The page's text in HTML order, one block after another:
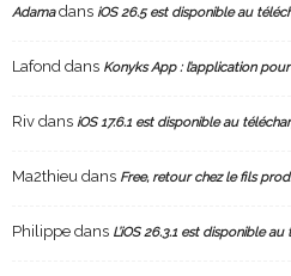
Adamadans iOS 26.5 est disponible au
Lafond dans Konyks App : l’application
Riv dans iOS 17.6.1 est disponible au
Ma2thieu dans Free, retour chez le fils
Philippe dans L’iOS 26.3.1 est disponible